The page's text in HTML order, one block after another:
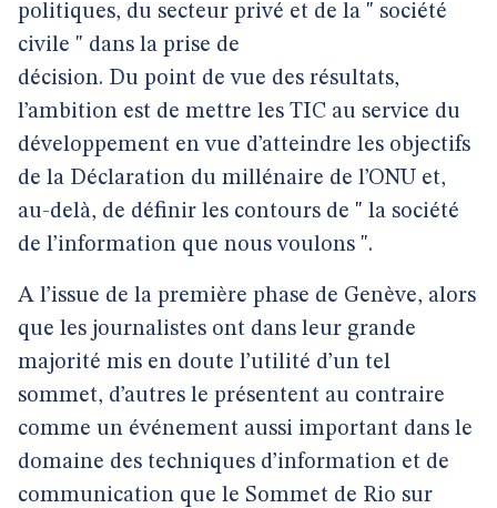
politiques, du secteur privé et de la " société
civile " dans la prise de
décision. Du point de vue des résultats,
l’ambition est de mettre les TIC au service du
développement en vue d’atteindre les objectifs
de la Déclaration du millénaire de l’ONU et,
au-delà, de définir les contours de " la société
de l’information que nous voulons ".
A l’issue de la première phase de Genève, alors
que les journalistes ont dans leur grande
majorité mis en doute l’utilité d’un tel
sommet, d’autres le présentent au contraire
comme un événement aussi important dans le
domaine des techniques d’information et de
communication que le Sommet de Rio sur